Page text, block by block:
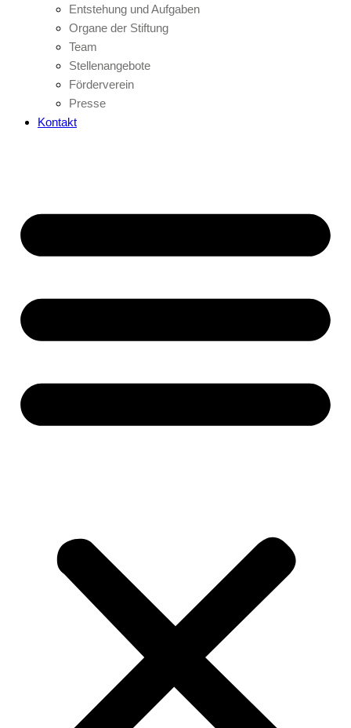
Entstehung und Aufgaben
Organe der Stiftung
Team
Stellenangebote
Förderverein
Presse
Kontakt